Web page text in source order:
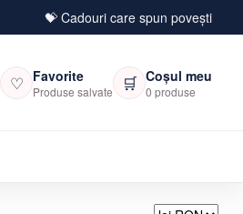
💝 Cadouri care spun povești
♡ Favorite
Produse salvate 🛒 Coșul meu
0 produse